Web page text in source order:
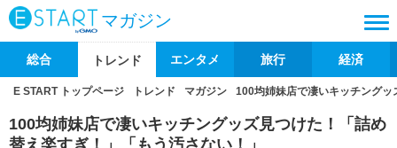
マガジン
総合 トレンド エンタメ 旅行 経済
E START トップページ トレンド マガジン 100均姉妹店で凄いキッチング
100均姉妹店で凄いキッチングッズ見つけた！「詰め
替え楽すぎ！」「もう汚さない！」